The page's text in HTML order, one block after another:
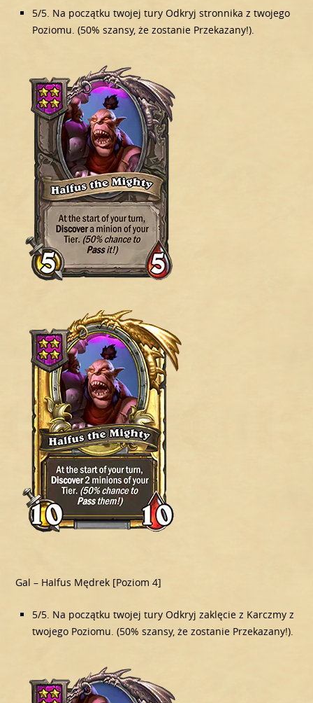
5/5. Na początku twojej tury Odkryj stronnika z twojego
Poziomu. (50% szansy, że zostanie Przekazany!).
Gal – Halfus Mędrek [Poziom 4]
5/5. Na początku twojej tury Odkryj zaklęcie z Karczmy z
twojego Poziomu. (50% szansy, że zostanie Przekazany!).